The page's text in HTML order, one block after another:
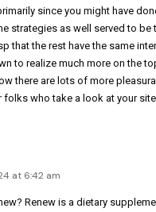
since you might have
strategies as well served to be
that the rest have the same
to realize much more on the
there are lots of more
who take a look at your site.
at 6:42 am
Renew is a dietary